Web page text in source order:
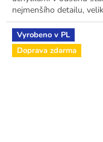
nejmenšího detailu,
Vyrobeno v PL
Doprava zdarma